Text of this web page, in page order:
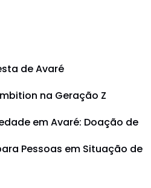
de Avaré
na Geração Z
em Avaré: Doação de
Pessoas em Situação de